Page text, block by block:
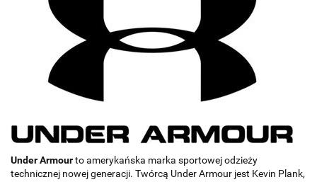
Under Armourto amerykańska marka sportowej odzieży
technicznej nowej generacji. Twórcą Under Armour jest Kevin Plank,